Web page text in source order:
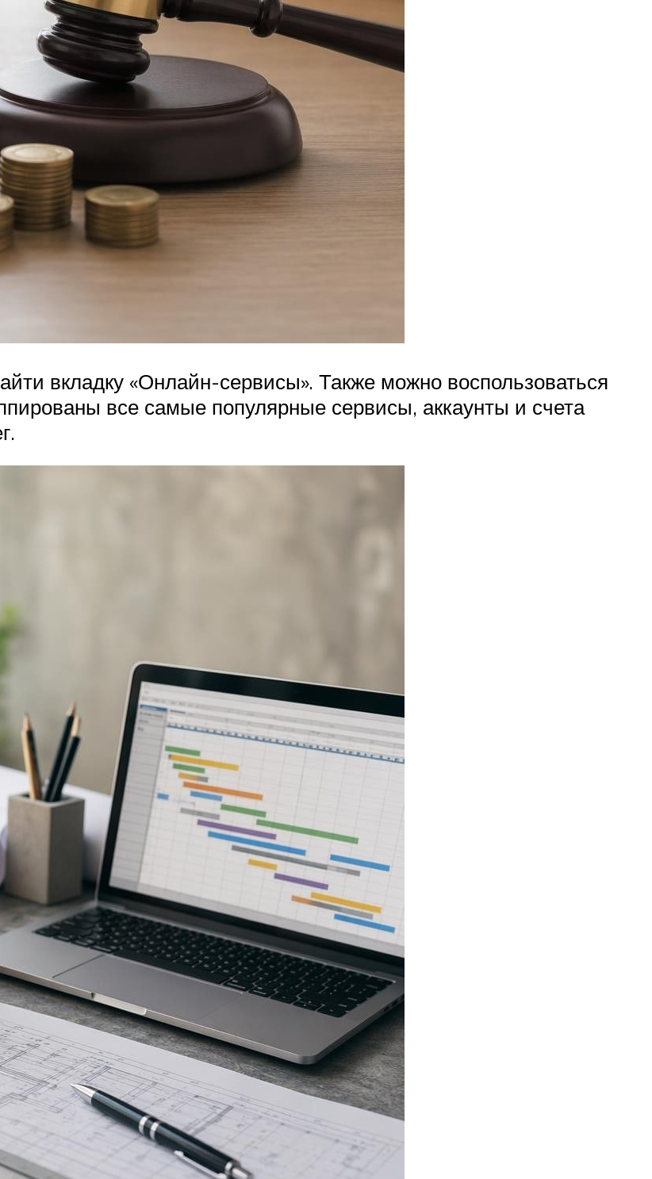
вкладку «Онлайн-сервисы». Также можно воспользоваться
все самые популярные сервисы, аккаунты и счета